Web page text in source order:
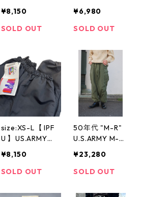
ロンパンツ 黒
古着 古着屋 高
¥8,150
SOLD OUT
グパンツ ネイ
ビー 古着 古着
テージ
¥6,980
SOLD OUT
size:XS-L【 IPF
U 】US.ARMY
ナイロンパンツ
ミリタリーパン
古着 古着屋 高
¥8,150
SOLD OUT
50年代 "M-R"
U.S.ARMY M-51
ツ オリーブ ミ
リタリー 古着
ビンテージ
¥23,280
SOLD OUT